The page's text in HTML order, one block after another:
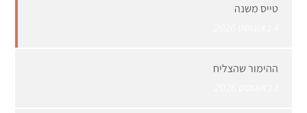
טייס משנה
ההימור שהצליח